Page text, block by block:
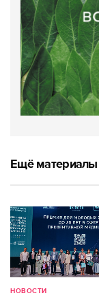
Ещё материалы
НОВОСТИ